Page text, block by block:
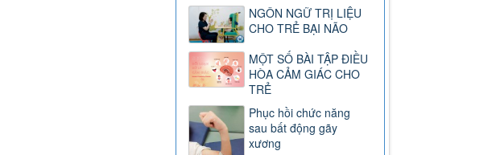
NGÔN NGỮ TRỊ LIỆU
CHO TRẺ BẠI NÃO
MỘT SỐ BÀI TẬP ĐIỀU
HÒA CẢM GIÁC CHO
TRẺ
Phục hồi chức năng
sau bất động gãy
xương